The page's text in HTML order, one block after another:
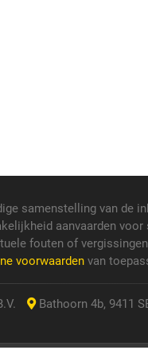
samenstelling van de
aanvaarden
fouten of
voorwaarden van
Bathoorn 4b, 9411